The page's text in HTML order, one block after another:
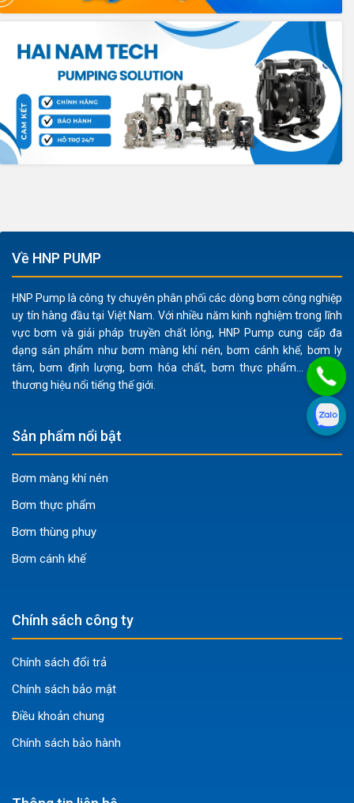
Về HNP PUMP
HNP Pump là công ty chuyên phân phối các dòng bơm công nghiệp
uy tín hàng đầu tại Việt Nam. Với nhiều năm kinh nghiệm trong lĩnh
vực bơm và giải pháp truyền chất lỏng, HNP Pump cung cấp đa
dạng sản phẩm như bơm màng khí nén, bơm cánh khế, bơm ly
tâm, bơm định lượng, bơm hóa chất, bơm thực phẩm... từ các
thương hiệu nổi tiếng thế giới.
Sản phẩm nổi bật
Bơm màng khí nén
Bơm thực phẩm
Bơm thùng phuy
Bơm cánh khế
Chính sách công ty
Chính sách đổi trả
Chính sách bảo mật
Điều khoản chung
Chính sách bảo hành